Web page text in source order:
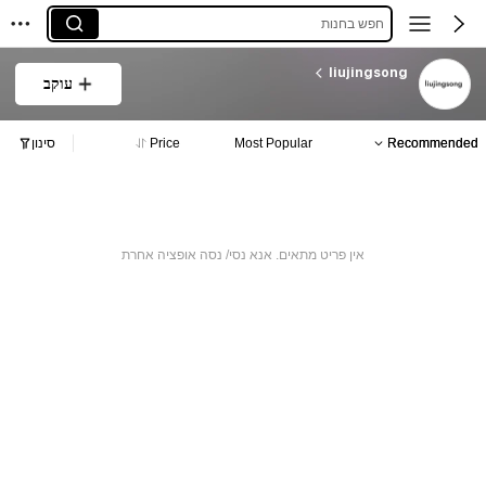
חפש בחנות
liujingsong
עוקב
Recommended
Most Popular
Price סינון
אין פריט מתאים. אנא נסי/ נסה אופציה אחרת